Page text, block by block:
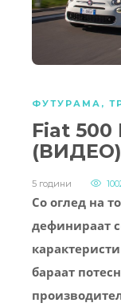
ФУТУРАМА ,
Fiat 500
(ВИДЕО)
5 години
Со оглед на
дефинираат
бараат